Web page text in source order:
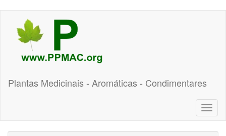
conteúdo
principal
Plantas Medicinais - Aromáticas - Condimentares